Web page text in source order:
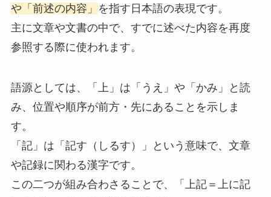
や「前述の内容」 を指す日本語の表現です。
主に文章や文書の中で、すでに述べた内容を再度
参照する際に使われます。
語源としては、「上」は「うえ」や「かみ」と読
み、位置や順序が前方・先にあることを示しま
す。
「記」は「記す（しるす）」という意味で、文章
や記録に関わる漢字です。
この二つが組み合わさることで、「上記＝上に記